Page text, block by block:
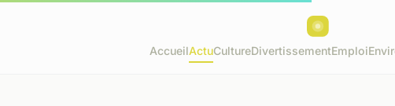
AccueilActuCultureDivertissementEmploi